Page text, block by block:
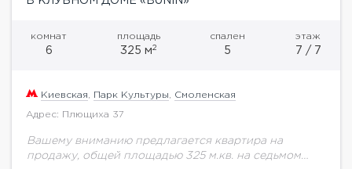
комнат
6
площадь
325 м2
спален
5
этаж
7 / 7
Киевская Парк Культуры Смоленская
Адрес: Плющиха 37
Вашему вниманию предлагается квартира на
продажу, общей площадью 325 м.кв. на седьмом